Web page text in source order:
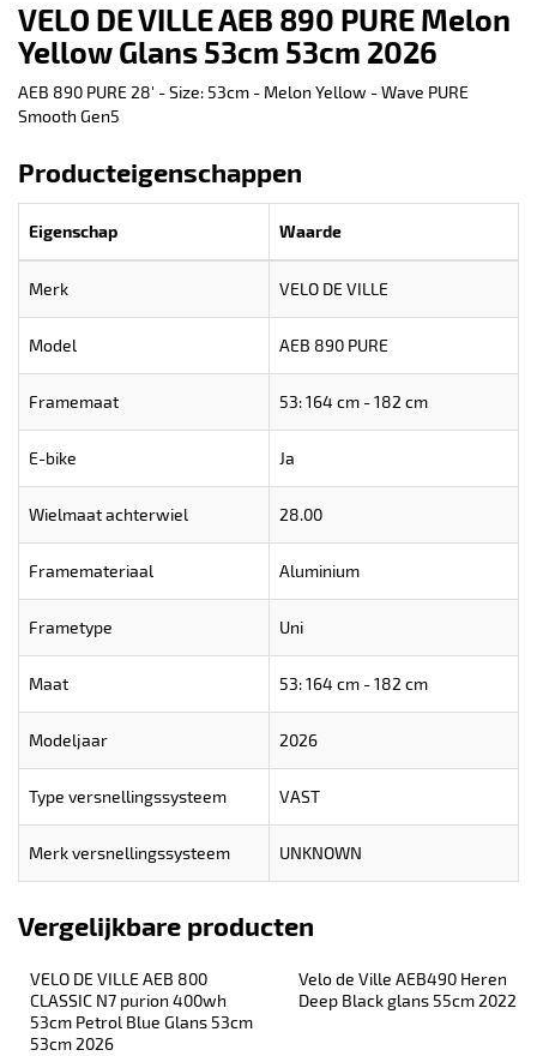
VELO DE VILLE AEB 890 PURE Melon
Yellow Glans 53cm 53cm 2026
AEB 890 PURE 28' - Size: 53cm - Melon Yellow - Wave PURE
Smooth Gen5
Producteigenschappen
Eigenschap Waarde
Merk VELO DE VILLE
Model AEB 890 PURE
Framemaat 53: 164 cm - 182 cm
E-bike Ja
Wielmaat achterwiel 28.00
Framemateriaal Aluminium
Frametype Uni
Maat 53: 164 cm - 182 cm
Modeljaar 2026
Type versnellingssysteem VAST
Merk versnellingssysteem UNKNOWN
Vergelijkbare producten
VELO DE VILLE AEB 800
CLASSIC N7 purion 400wh
53cm Petrol Blue Glans 53cm
53cm 2026
Velo de Ville AEB490 Heren
Deep Black glans 55cm 2022